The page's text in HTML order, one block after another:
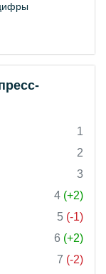
1
2
3
4 (+2)
5 (-1)
6 (+2)
7 (-2)